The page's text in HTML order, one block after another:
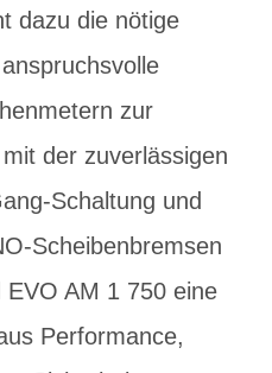
dazu die nötige
zur
der zuverlässigen
Schaltung und
Scheibenbremsen
EVO AM 1 750 eine
Performance,